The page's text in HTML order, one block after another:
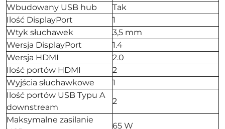
Wbudowany USB hub
Tak
Ilość DisplayPort
1
Wtyk słuchawek
3,5 mm
Wersja DisplayPort
1.4
Wersja HDMI
2.0
Ilość portów HDMI
2
Wyjścia słuchawkowe
1
Ilość portów USB Typu A
downstream
2
Maksymalne zasilanie
65 W